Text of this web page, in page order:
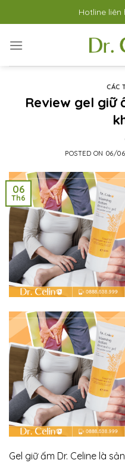
to
Hotline liên
CÁC
Review gel giữ
POSTED ON 06/
06
Th6
Gel giữ ấm Dr. Celine là